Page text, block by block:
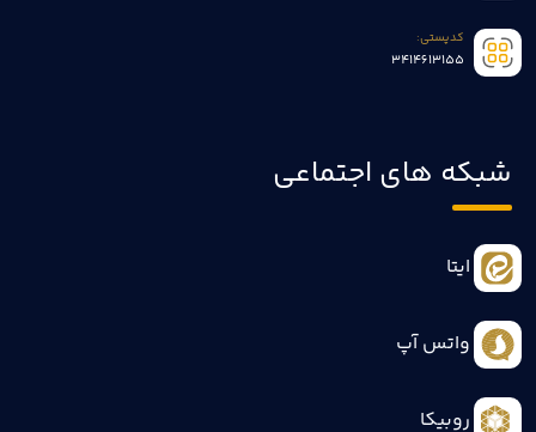
کدپستی:
3414613155
شبکه های اجتماعی
ایتا
واتس آپ
روبیکا